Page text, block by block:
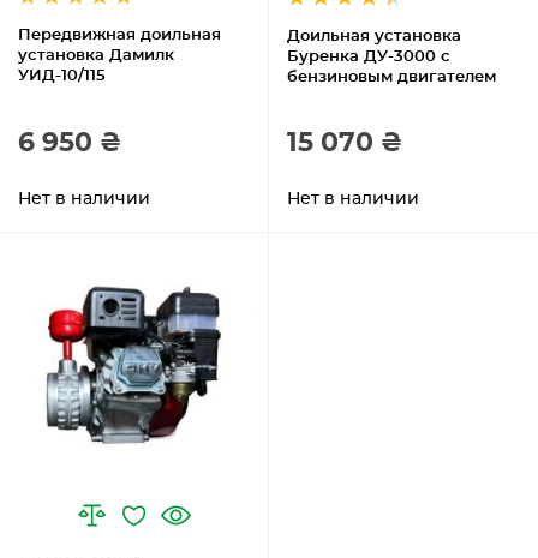
Передвижная доильная
установка Дамилк
УИД-10/115
6 950 ₴
Нет в наличии
Доильная установка
Буренка ДУ-3000 с
бензиновым двигателем
15 070 ₴
Нет в наличии